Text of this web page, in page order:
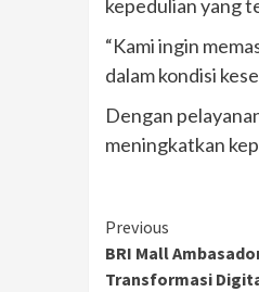
kepedulian yang
“Kami ingin
dalam kondisi
Dengan
meningkatkan
Continue
Reading
Previous
BRI Mall
Transformasi